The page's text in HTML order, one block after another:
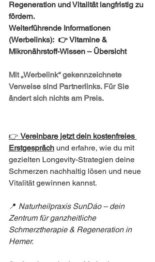
Regeneration und Vitalität langfristig zu
fördern.
Weiterführende Informationen
(Werbelinks): 👉 Vitamine &
Mikronährstoff-Wissen – Übersicht
Mit „Werbelink“ gekennzeichnete
Verweise sind Partnerlinks. Für Sie
ändert sich nichts am Preis.
👉 Vereinbare jetzt dein kostenfreies
Erstgespräch und erfahre, wie du mit
gezielten Longevity-Strategien deine
Schmerzen nachhaltig lösen und neue
Vitalität gewinnen kannst.
📍 Naturheilpraxis SunDáo – dein
Zentrum für ganzheitliche
Schmerztherapie & Regeneration in
Hemer.